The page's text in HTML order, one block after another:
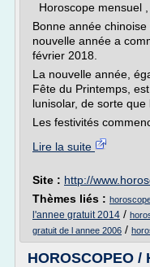
Horoscope mensuel
Bonne année
nouvelle année a
février 2018.
La nouvelle année,
Fête du Printemps,
lunisolar, de sorte
Les festivités
Lire la suite
Site : http://
Thèmes liés :
l'annee gratuit 2014 /
gratuit de l annee 2006 /
HOROSCOPEO